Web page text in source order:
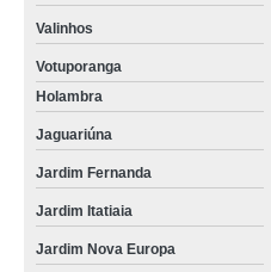
Valinhos
Votuporanga
Holambra
Jaguariúna
Jardim Fernanda
Jardim Itatiaia
Jardim Nova Europa